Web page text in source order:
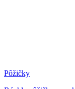
Pôžičky